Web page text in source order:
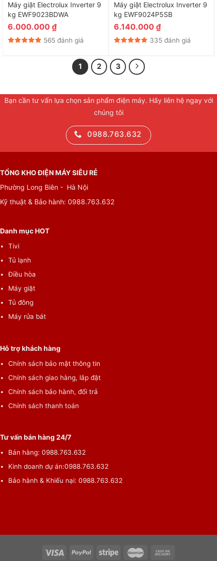
Máy giặt Electrolux Inverter 9
kg EWF9023BDWA
6.000.000 ₫
565 đánh giá
Máy giặt Electrolux Inverter 9
kg EWF9024P5SB
6.140.000 ₫
335 đánh giá
1 2 3
Bạn cần tư vấn lựa chọn sản phẩm điện máy. Hãy liên hệ ngay với
chúng tôi
0988.763.632
TỔNG KHO ĐIỆN MÁY SIÊU RẺ
Phường Long Biên - Hà Nội
Kỹ thuật & Bảo hành: 0988.763.632
Danh mục HOT
Tivi
Tủ lạnh
Điều hòa
Máy giặt
Tủ đông
Máy rửa bát
Hỗ trợ khách hàng
Chính sách bảo mật thông tin
Chính sách giao hàng, lắp đặt
Chính sách bảo hành, đổi trả
Chính sách thanh toán
Tư vấn bán hàng 24/7
Bán hàng:0988.763.632
Kinh doanh dự án:0988.763.632
Bảo hành & Khiếu nại:0988.763.632